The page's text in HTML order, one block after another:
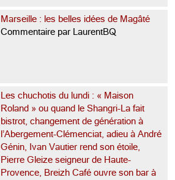
Marseille : les belles idées de Magâté
Commentaire par LaurentBQ
Les chuchotis du lundi : « Maison
Roland » ou quand le Shangri-La fait
bistrot, changement de génération à
l’Abergement-Clémenciat, adieu à André
Génin, Ivan Vautier rend son étoile,
Pierre Gleize seigneur de Haute-
Provence, Breizh Café ouvre son bar à